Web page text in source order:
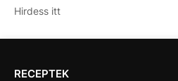
Hirdess itt
RECEPTEK